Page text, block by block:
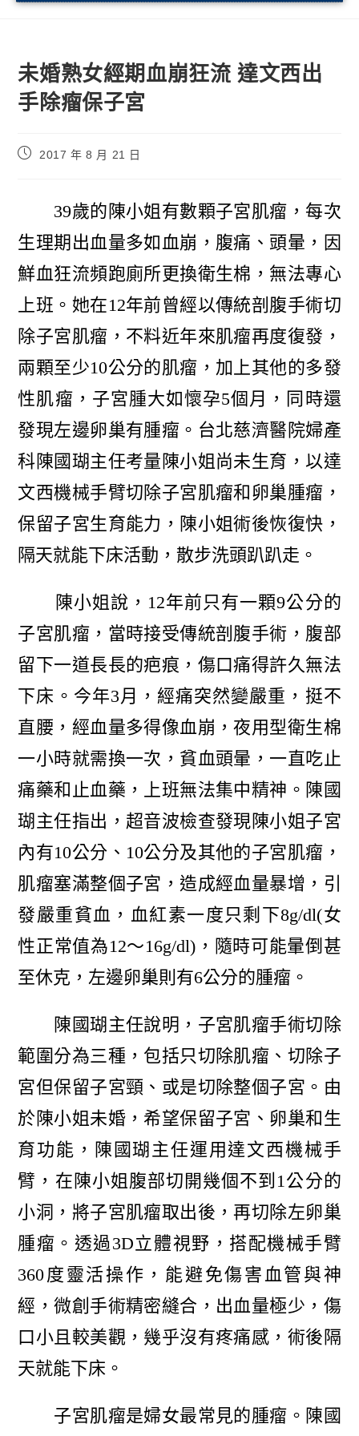
未婚熟女經期血崩狂流 達文西出
手除瘤保子宮
2017 年 8 月 21 日
39歲的陳小姐有數顆子宮肌瘤，每次
生理期出血量多如血崩，腹痛、頭暈，因
鮮血狂流頻跑廁所更換衛生棉，無法專心
上班。她在12年前曾經以傳統剖腹手術切
除子宮肌瘤，不料近年來肌瘤再度復發，
兩顆至少10公分的肌瘤，加上其他的多發
性肌瘤，子宮腫大如懷孕5個月，同時還
發現左邊卵巢有腫瘤。台北慈濟醫院婦產
科陳國瑚主任考量陳小姐尚未生育，以達
文西機械手臂切除子宮肌瘤和卵巢腫瘤，
保留子宮生育能力，陳小姐術後恢復快，
隔天就能下床活動，散步洗頭趴趴走。
陳小姐說，12年前只有一顆9公分的
子宮肌瘤，當時接受傳統剖腹手術，腹部
留下一道長長的疤痕，傷口痛得許久無法
下床。今年3月，經痛突然變嚴重，挺不
直腰，經血量多得像血崩，夜用型衛生棉
一小時就需換一次，貧血頭暈，一直吃止
痛藥和止血藥，上班無法集中精神。陳國
瑚主任指出，超音波檢查發現陳小姐子宮
內有10公分、10公分及其他的子宮肌瘤，
肌瘤塞滿整個子宮，造成經血量暴增，引
發嚴重貧血，血紅素一度只剩下8g/dl(女
性正常值為12〜16g/dl)，隨時可能暈倒甚
至休克，左邊卵巢則有6公分的腫瘤。
陳國瑚主任說明，子宮肌瘤手術切除
範圍分為三種，包括只切除肌瘤、切除子
宮但保留子宮頸、或是切除整個子宮。由
於陳小姐未婚，希望保留子宮、卵巢和生
育功能，陳國瑚主任運用達文西機械手
臂，在陳小姐腹部切開幾個不到1公分的
小洞，將子宮肌瘤取出後，再切除左卵巢
腫瘤。透過3D立體視野，搭配機械手臂
360度靈活操作，能避免傷害血管與神
經，微創手術精密縫合，出血量極少，傷
口小且較美觀，幾乎沒有疼痛感，術後隔
天就能下床。
子宮肌瘤是婦女最常見的腫瘤。陳國